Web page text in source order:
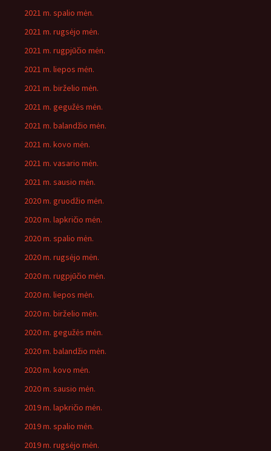
2021 m. spalio mėn.
2021 m. rugsėjo mėn.
2021 m. rugpjūčio mėn.
2021 m. liepos mėn.
2021 m. birželio mėn.
2021 m. gegužės mėn.
2021 m. balandžio mėn.
2021 m. kovo mėn.
2021 m. vasario mėn.
2021 m. sausio mėn.
2020 m. gruodžio mėn.
2020 m. lapkričio mėn.
2020 m. spalio mėn.
2020 m. rugsėjo mėn.
2020 m. rugpjūčio mėn.
2020 m. liepos mėn.
2020 m. birželio mėn.
2020 m. gegužės mėn.
2020 m. balandžio mėn.
2020 m. kovo mėn.
2020 m. sausio mėn.
2019 m. lapkričio mėn.
2019 m. spalio mėn.
2019 m. rugsėjo mėn.